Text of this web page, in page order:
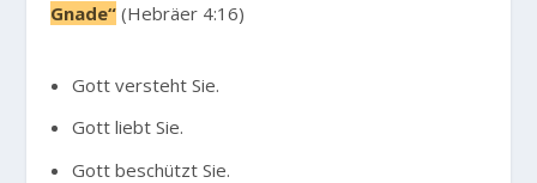
Gnade“ (Hebräer 4:16)
Gott versteht Sie.
Gott liebt Sie.
Gott beschützt Sie.